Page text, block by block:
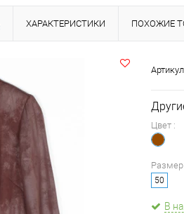
ХАРАКТЕРИСТИКИ ПОХОЖИЕ
Цвет :
Размер
50
В